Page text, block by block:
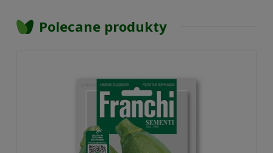
Polecane produkty